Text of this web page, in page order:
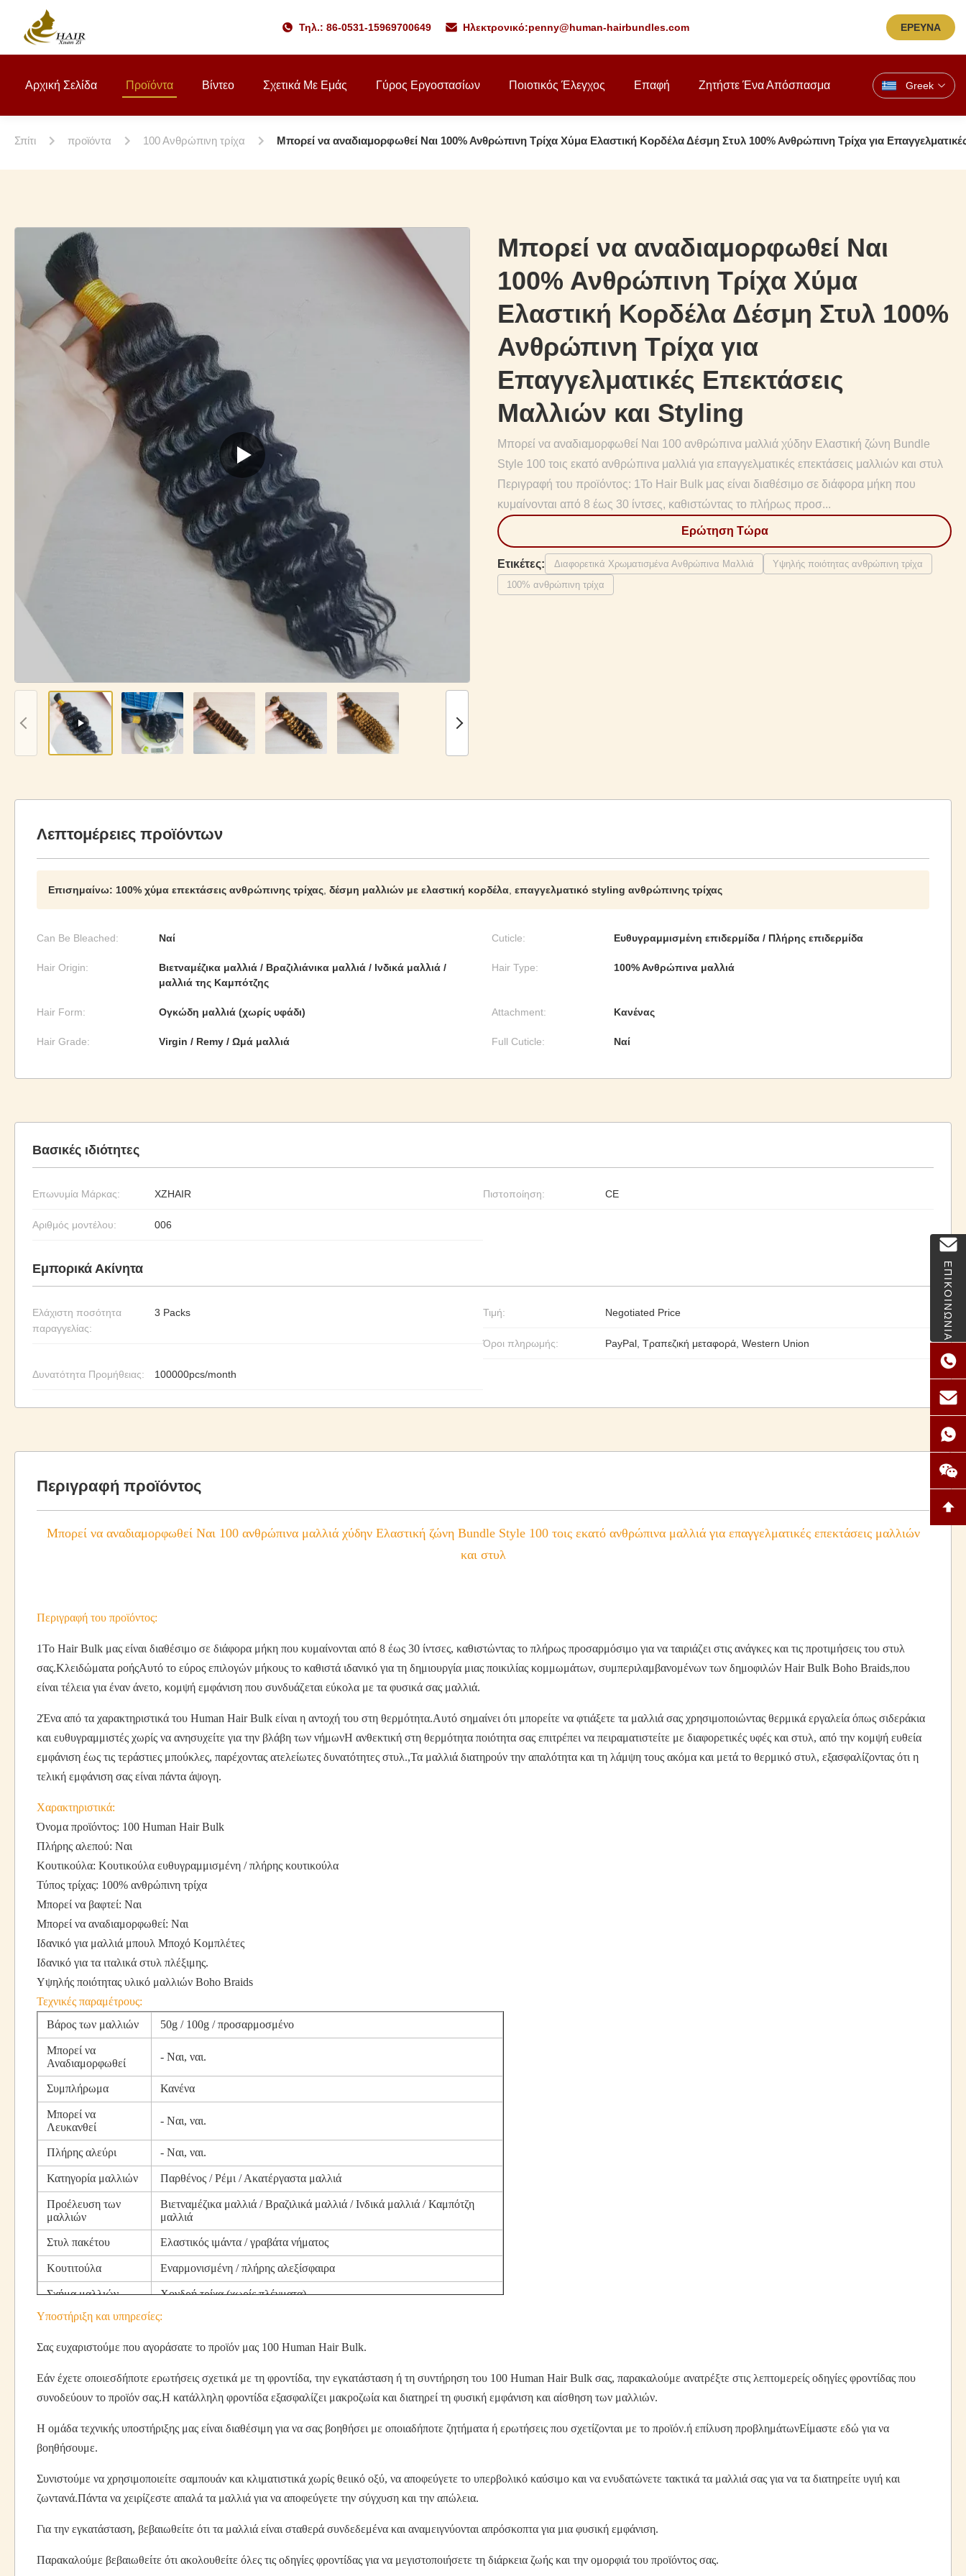
Τηλ.: 86-0531-15969700649 Ηλεκτρονικό:penny@human-hairbundles.com ΕΡΕΥΝΑ
Αρχική Σελίδα Προϊόντα Βίντεο Σχετικά Με Εμάς Γύρος Εργοστασίων Ποιοτικός Έλεγχος Επαφή Ζητήστε Ένα Απόσπασμα Greek
ΕΠΙΚΟΙΝΩΝΙΑ
Σπίτι προϊόντα 100 Ανθρώπινη τρίχα Μπορεί να αναδιαμορφωθεί Ναι 100% Ανθρώπινη Τρίχα Χύμα Ελαστική Κορδέλα Δέσμη Στυλ 100% Ανθρώπινη Τρίχα για
Μπορεί να αναδιαμορφωθεί Ναι
100% Ανθρώπινη Τρίχα Χύμα
Ελαστική Κορδέλα Δέσμη Στυλ 100%
Ανθρώπινη Τρίχα για
Επαγγελματικές Επεκτάσεις
Μαλλιών και Styling
Μπορεί να αναδιαμορφωθεί Ναι 100 ανθρώπινα μαλλιά χύδην Ελαστική ζώνη Bundle
Style 100 τοις εκατό ανθρώπινα μαλλιά για επαγγελματικές επεκτάσεις μαλλιών και στυλ
Περιγραφή του προϊόντος: 1Το Hair Bulk μας είναι διαθέσιμο σε διάφορα μήκη που
κυμαίνονται από 8 έως 30 ίντσες, καθιστώντας το πλήρως προσ...
Ερώτηση Τώρα
Ετικέτες: Διαφορετικά Χρωματισμένα Ανθρώπινα Μαλλιά
Υψηλής ποιότητας ανθρώπινη τρίχα
100% ανθρώπινη τρίχα
Λεπτομέρειες προϊόντων
Επισημαίνω: 100% χύμα επεκτάσεις ανθρώπινης τρίχας δέσμη μαλλιών με ελαστική κορδέλα επαγγελματικό styling ανθρώπινης τρίχας
Can Be Bleached: Ναί Cuticle: Ευθυγραμμισμένη επιδερμίδα / Πλήρης επιδερμίδα
Hair Origin:
Βιετναμέζικα μαλλιά / Βραζιλιάνικα μαλλιά / Ινδικά μαλλιά /
μαλλιά της Καμπότζης
Hair Type: 100% Ανθρώπινα μαλλιά
Hair Form: Ογκώδη μαλλιά (χωρίς υφάδι) Attachment: Κανένας
Hair Grade: Virgin / Remy / Ωμά μαλλιά Full Cuticle: Ναί
Βασικές ιδιότητες
Επωνυμία Μάρκας: XZHAIR Πιστοποίηση: CE
Αριθμός μοντέλου: 006
Εμπορικά Ακίνητα
Ελάχιστη ποσότητα
παραγγελίας:
3 Packs Τιμή: Negotiated Price
Όροι πληρωμής: PayPal, Τραπεζική μεταφορά, Western Union
Δυνατότητα Προμήθειας: 100000pcs/month
Περιγραφή προϊόντος
Μπορεί να αναδιαμορφωθεί Ναι 100 ανθρώπινα μαλλιά χύδην Ελαστική ζώνη Bundle Style 100 τοις εκατό ανθρώπινα μαλλιά για επαγγελματικές επεκτάσεις μαλλιών
και στυλ
Περιγραφή του προϊόντος:
1Το Hair Bulk μας είναι διαθέσιμο σε διάφορα μήκη που κυμαίνονται από 8 έως 30 ίντσες, καθιστώντας το πλήρως προσαρμόσιμο για να ταιριάζει στις ανάγκες και τις προτιμήσεις του στυλ
σας.Κλειδώματα ροήςΑυτό το εύρος επιλογών μήκους το καθιστά ιδανικό για τη δημιουργία μιας ποικιλίας κομμωμάτων, συμπεριλαμβανομένων των δημοφιλών Hair Bulk Boho Braids,που
είναι τέλεια για έναν άνετο, κομψή εμφάνιση που συνδυάζεται εύκολα με τα φυσικά σας μαλλιά.
2Ένα από τα χαρακτηριστικά του Human Hair Bulk είναι η αντοχή του στη θερμότητα.Αυτό σημαίνει ότι μπορείτε να φτιάξετε τα μαλλιά σας χρησιμοποιώντας θερμικά εργαλεία όπως σιδεράκια
και ευθυγραμμιστές χωρίς να ανησυχείτε για την βλάβη των νήμωνΗ ανθεκτική στη θερμότητα ποιότητα σας επιτρέπει να πειραματιστείτε με διαφορετικές υφές και στυλ, από την κομψή ευθεία
εμφάνιση έως τις τεράστιες μπούκλες, παρέχοντας ατελείωτες δυνατότητες στυλ.,Τα μαλλιά διατηρούν την απαλότητα και τη λάμψη τους ακόμα και μετά το θερμικό στυλ, εξασφαλίζοντας ότι η
τελική εμφάνιση σας είναι πάντα άψογη.
Χαρακτηριστικά:
Όνομα προϊόντος: 100 Human Hair Bulk
Πλήρης αλεπού: Ναι
Κουτικούλα: Κουτικούλα ευθυγραμμισμένη / πλήρης κουτικούλα
Τύπος τρίχας: 100% ανθρώπινη τρίχα
Μπορεί να βαφτεί: Ναι
Μπορεί να αναδιαμορφωθεί: Ναι
Ιδανικό για μαλλιά μπουλ Μποχό Κομπλέτες
Ιδανικό για τα ιταλικά στυλ πλέξιμης.
Υψηλής ποιότητας υλικό μαλλιών Boho Braids
Τεχνικές παραμέτρους:
Βάρος των μαλλιών
50g / 100g / προσαρμοσμένο
Μπορεί να
Αναδιαμορφωθεί
- Ναι, ναι.
Συμπλήρωμα Κανένα
Μπορεί να
Λευκανθεί
- Ναι, ναι.
Πλήρης αλεύρι - Ναι, ναι.
Κατηγορία μαλλιών Παρθένος / Ρέμι / Ακατέργαστα μαλλιά
Προέλευση των
μαλλιών
Βιετναμέζικα μαλλιά / Βραζιλικά μαλλιά / Ινδικά μαλλιά / Καμπότζη
μαλλιά
Στυλ πακέτου Ελαστικός ιμάντα / γραβάτα νήματος
Κουτιτούλα Εναρμονισμένη / πλήρης αλεξίσφαιρα
Σχήμα μαλλιών
Χονδρή τρίχα (χωρίς πλέγματα)
Υποστήριξη και υπηρεσίες:
Σας ευχαριστούμε που αγοράσατε το προϊόν μας 100 Human Hair Bulk.
Εάν έχετε οποιεσδήποτε ερωτήσεις σχετικά με τη φροντίδα, την εγκατάσταση ή τη συντήρηση του 100 Human Hair Bulk σας, παρακαλούμε ανατρέξτε στις λεπτομερείς οδηγίες φροντίδας που
συνοδεύουν το προϊόν σας.Η κατάλληλη φροντίδα εξασφαλίζει μακροζωία και διατηρεί τη φυσική εμφάνιση και αίσθηση των μαλλιών.
Η ομάδα τεχνικής υποστήριξης μας είναι διαθέσιμη για να σας βοηθήσει με οποιαδήποτε ζητήματα ή ερωτήσεις που σχετίζονται με το προϊόν.ή επίλυση προβλημάτωνΕίμαστε εδώ για να
βοηθήσουμε.
Συνιστούμε να χρησιμοποιείτε σαμπουάν και κλιματιστικά χωρίς θειικό οξύ, να αποφεύγετε το υπερβολικό καύσιμο και να ενυδατώνετε τακτικά τα μαλλιά σας για να τα διατηρείτε υγιή και
ζωντανά.Πάντα να χειρίζεστε απαλά τα μαλλιά για να αποφεύγετε την σύγχυση και την απώλεια.
Για την εγκατάσταση, βεβαιωθείτε ότι τα μαλλιά είναι σταθερά συνδεδεμένα και αναμειγνύονται απρόσκοπτα για μια φυσική εμφάνιση.
Παρακαλούμε βεβαιωθείτε ότι ακολουθείτε όλες τις οδηγίες φροντίδας για να μεγιστοποιήσετε τη διάρκεια ζωής και την ομορφιά του προϊόντος σας.